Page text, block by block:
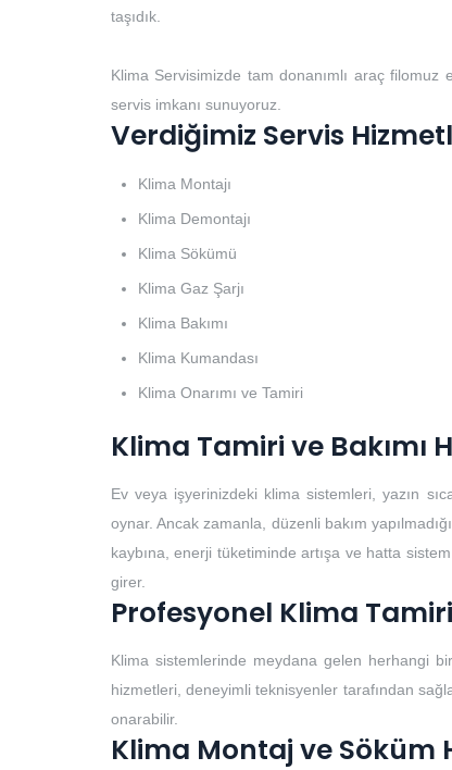
taşıdık.
Klima Servisimizde tam donanımlı araç filomuz
servis imkanı sunuyoruz.
Verdiğimiz Servis
Klima Montajı
Klima Demontajı
Klima Sökümü
Klima Gaz Şarjı
Klima Bakımı
Klima Kumandası
Klima Onarımı ve Tamiri
Klima Tamiri ve Bakımı
Ev veya işyerinizdeki klima sistemleri, yazın
oynar. Ancak zamanla, düzenli bakım
kaybına, enerji tüketiminde artışa ve hatta
girer.
Profesyonel Klima Tamiri
Klima sistemlerinde meydana gelen herhangi
hizmetleri, deneyimli teknisyenler tarafından
onarabilir.
Klima Montaj ve Söküm